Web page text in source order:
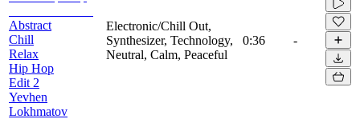
Abstract
Chill
Relax
Hip Hop
Edit 2
Yevhen
Lokhmatov
Electronic/Chill Out,
Synthesizer, Technology,
Neutral, Calm, Peaceful
0:36 -